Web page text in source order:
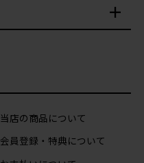
当店の商品について
会員登録・特典について